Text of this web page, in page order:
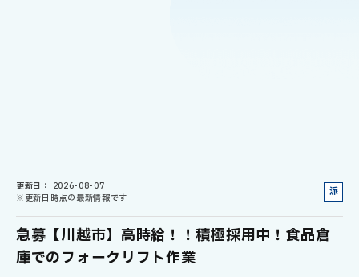
更新日
2026-08-07
※更新日時点の最新情報です
派
急募【川越市】高時給！！積極採用中！食品倉
庫でのフォークリフト作業